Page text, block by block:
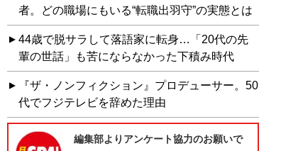
者。どの職場にもいる“転職出羽守”の実態とは
44歳で脱サラして落語家に転身…「20代の先
輩の世話」も苦にならなかった下積み時代
『ザ・ノンフィクション』プロデューサー。50
代でフジテレビを辞めた理由